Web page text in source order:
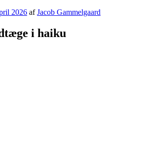
2026 afJacob Gammelgaard
i haiku